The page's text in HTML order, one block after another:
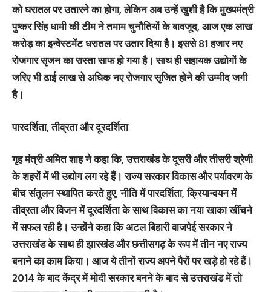
को धरातल पर उतारने का होगा, लेकिन अब उन्हें खुशी है कि मुख्यमंत्री
पुष्कर सिंह धामी की टीम ने तमाम चुनौतियों के बावजूद, आज एक लाख
करोड़ का इन्वेस्टमेंट धरातल पर उतार दिया है। इससे 81 हजार नए
रोजगार सृजन का रास्ता साफ हो गया है। साथ ही सहायक उद्योगों के
जरिए भी ढाई लाख से अधिक नए रोजगार सृजित होने की उम्मीद जगी
है।
पारदर्शिता, तीव्रता और दूरदर्शिता
गृह मंत्री अमित शाह ने कहा कि, उत्तराखंड के दूसरी और तीसरी श्रेणी
के शहरों में भी उद्योग लग रहे हैं। राज्य सरकार विकास और पर्यावरण के
बीच संतुलन स्थापित करते हुए, नीति में पारदर्शिता, क्रियान्वयन में
तीव्रता और विजन में दूरदर्शिता के साथ विकास का नया खाका खींचने
में सफल रही है। उन्होंने कहा कि अटल बिहारी वाजपेई सरकार ने
उत्तराखंड के साथ ही झारखंड और छत्तीसगढ़ के रूप में तीन नए राज्य
बनाने का काम किया। आज ये तीनों राज्य अपने पैरों पर खड़े हो रहे हैं।
2014 के बाद केंद्र में मोदी सरकार बनने के बाद से उत्तराखंड में तो